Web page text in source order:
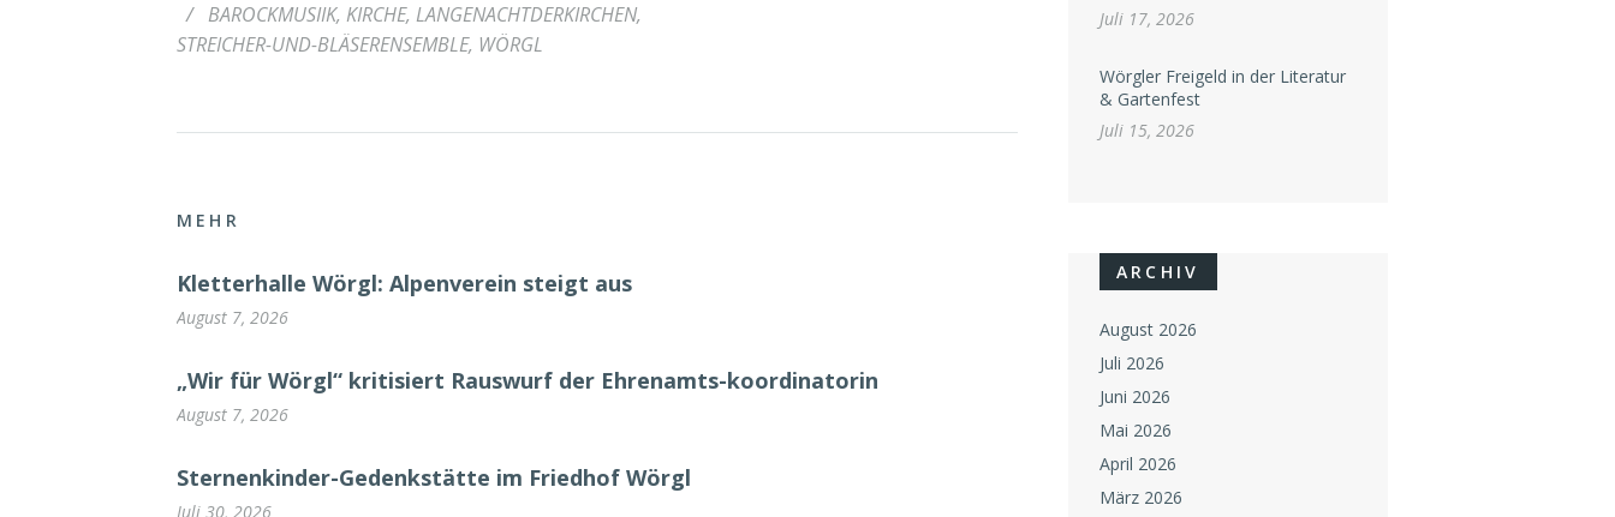
/ BAROCKMUSIIK, KIRCHE, LANGENACHTDERKIRCHEN,
STREICHER-UND-BLÄSERENSEMBLE, WÖRGL
MEHR
Kletterhalle Wörgl: Alpenverein steigt aus
August 7, 2026
„Wir für Wörgl“ kritisiert Rauswurf der Ehrenamts-koordinatorin
August 7, 2026
Sternenkinder-Gedenkstätte im Friedhof Wörgl
Juli 30, 2026
Juli 17, 2026
Wörgler Freigeld in der Literatur
& Gartenfest
Juli 15, 2026
ARCHIV
August 2026
Juli 2026
Juni 2026
Mai 2026
April 2026
März 2026